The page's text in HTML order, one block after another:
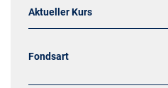
Aktueller Kurs
Fondsart